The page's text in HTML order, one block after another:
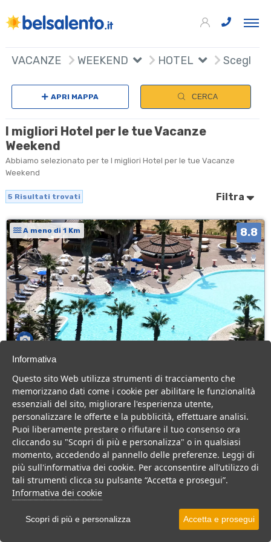
VACANZE WEEKEND HOTEL Scegli
APRI MAPPA CERCA
I migliori Hotel per le tue Vacanze
Weekend
Abbiamo selezionato per te I migliori Hotel per le tue Vacanze
Weekend
5 Risultati trovati Filtra
A meno di 1 Km 8.8
Calabria > Cassano allo Ionio > Marina di Sibari
80 Camere
Hotel 4 stelle in Calabria, con animazione e cucina tipica, per una
vacanza divertente per tutta la famiglia.
Villaggio Hotel
VEDI SU MAPPA
+
Informativa
Questo sito Web utilizza strumenti di tracciamento che
memorizzano dati come i cookie per abilitare le funzionalità
essenziali del sito, migliorare l'esperienza utente,
personalizzare le offerte e la pubblicità, effettuare analisi.
Puoi liberamente prestare o rifiutare il tuo consenso ora
cliccando su "Scopri di più e personalizza" o in qualsiasi
momento, accedendo al pannello delle preferenze. Leggi di
più sull'informativa dei cookie. Per acconsentire all’utilizzo di
tali strumenti clicca su pulsante “Accetta e prosegui”.
Informativa dei cookie
Scopri di più e personalizza Accetta e prosegui